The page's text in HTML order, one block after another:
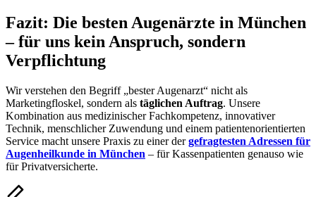
Fazit: Die besten Augenärzte in München
– für uns kein Anspruch, sondern
Verpflichtung
Wir verstehen den Begriff „bester Augenarzt“ nicht als
Marketingfloskel, sondern als täglichen Auftrag. Unsere
Kombination aus medizinischer Fachkompetenz, innovativer
Technik, menschlicher Zuwendung und einem patientenorientierten
Service macht unsere Praxis zu einer dergefragtesten Adressen für
Augenheilkunde in München – für Kassenpatienten genauso wie
für Privatversicherte.